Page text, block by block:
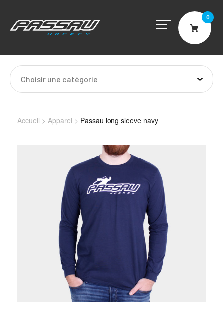
Cart
0
Choisir une catégorie
Accueil > Apparel > Passau long sleeve navy